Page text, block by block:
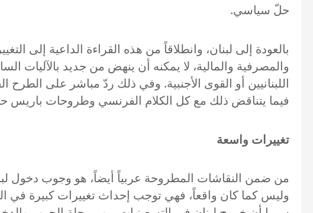
حلّ سياسي.
بالعودة إلى لبنان، وانطلاقاً من هذه القراءة الداعية إلى
والمصرفية والمالية، لا يمكنه أن ينهض من جديد بالآليات
اللبنانيين أو القوى الأجنبية. وفي ذلك ردّ مباشر على
فيما يتناقض ذلك مع كل الكلام الفرنسي وطروحات باريس
تغييرات واسعة
من ضمن النقاشات المطروحة عربياً أيضاً، هو وجوب دخول
وليس كما كان واقعاً، فهي توجب إحداث تغييرات كبيرة في